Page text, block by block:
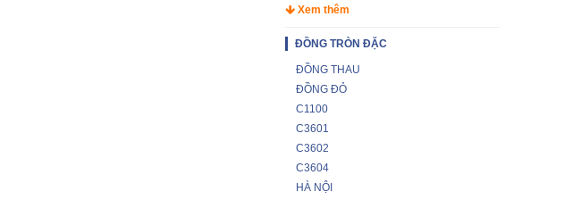
Xem thêm
ĐỒNG TRÒN ĐẶC
ĐỒNG THAU
ĐỒNG ĐỎ
C1100
C3601
C3602
C3604
HÀ NỘI